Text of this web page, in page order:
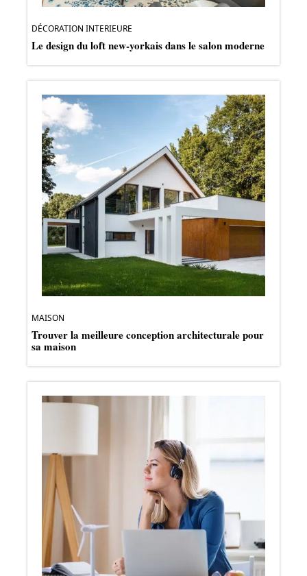
DÉCORATION INTERIEURE
Le design du loft new-yorkais dans le salon moderne
MAISON
Trouver la meilleure conception architecturale pour
sa maison